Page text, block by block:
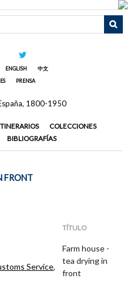
ENGLISH
中文
PRENSA
COLECCIONES
BIBLIOGRAFÍAS
FRONT
Service,
TÍTULO
Farm house -
tea drying in
front